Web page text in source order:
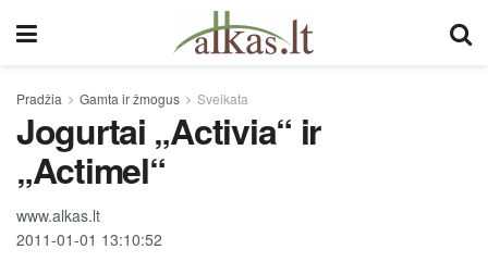
Pradžia Gamta ir žmogus Sveikata
Jogurtai „Activia“ ir
„Actimel“
www.alkas.lt
2011-01-01 13:10:52